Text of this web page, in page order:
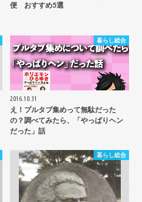
便 おすすめ5選
暮らし総合
2016.10.31
え！プルタブ集めって無駄だった
の？調べてみたら、「やっぱりヘン
だった」話
暮らし総合